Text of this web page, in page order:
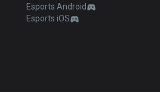
Esports Android
Esports iOS